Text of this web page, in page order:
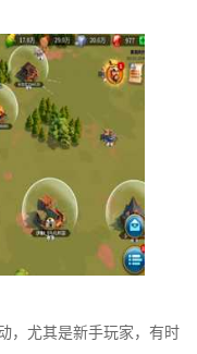
，尤其是新手玩家，有时